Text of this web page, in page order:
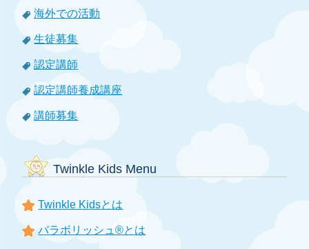
海外での活動
生徒募集
認定講師
認定講師養成講座
講師募集
Twinkle Kids Menu
Twinkle Kidsとは
バラボリッシュ®とは